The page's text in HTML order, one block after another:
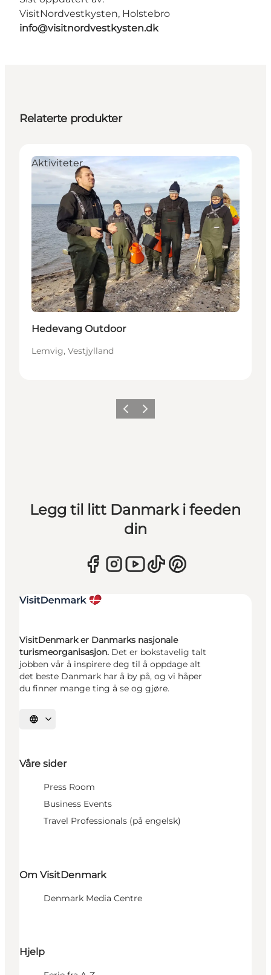
VisitNordvestkysten, Holstebro
info@visitnordvestkysten.dk
Relaterte produkter
Aktiviteter
Hedevang Outdoor
Lemvig, Vestjylland
ForrigeNeste
Legg til litt Danmark i feeden
din
VisitDenmark er Danmarks nasjonale
turismeorganisasjon. Det er bokstavelig talt
jobben vår å inspirere deg til å oppdage alt
det beste Danmark har å by på, og vi håper
du finner mange ting å se og gjøre.
Velg språk
Våre sider
Press Room
Business Events
Travel Professionals (på engelsk)
Om VisitDenmark
Denmark Media Centre
Hjelp